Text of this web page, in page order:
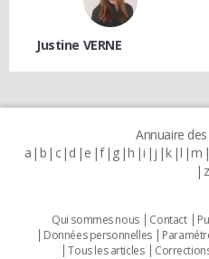
Justine VERNE
Annuaire
a b c d e f g h i j k l m
z
Qui sommes nous Contact
Données personnelles
Tous les articles